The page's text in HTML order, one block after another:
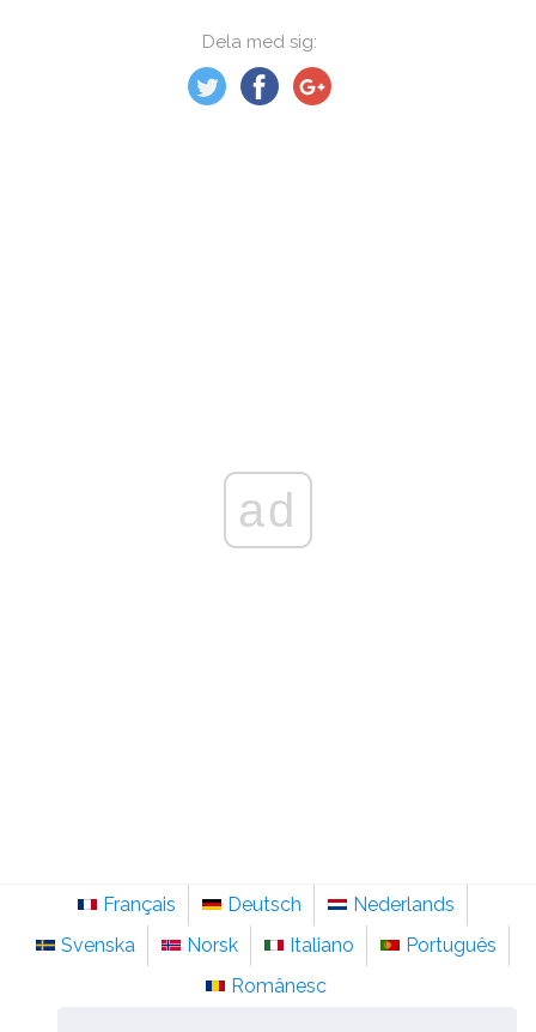
Dela med sig:
ad
Français Deutsch
Nederlands
Svenska
Norsk Italiano
Português
Românesc